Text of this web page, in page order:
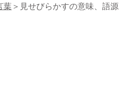
葉＞見せびらかすの意味、語源